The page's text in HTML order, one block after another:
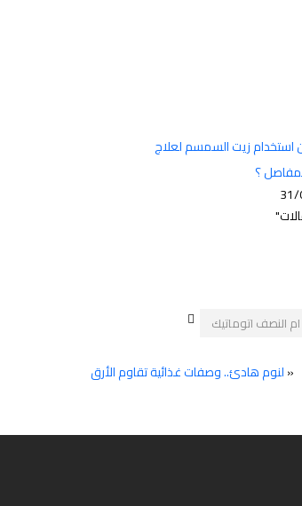
زيت السمسم لعلاج
؟
ام النصف اتوماتيك
«لنوم هادئ.. وصفات غذائية تقاوم الأرق